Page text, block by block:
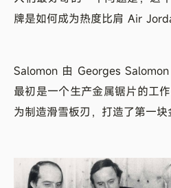
牌是如何成为热度比肩 Air
Salomon 由 Georges Salomon
最初是一个生产金属锯片的工
为制造滑雪板刃，打造了第一块